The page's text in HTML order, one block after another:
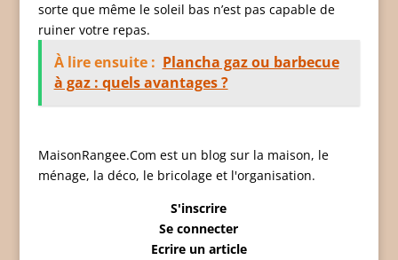
sorte que même le soleil bas n’est pas capable de
ruiner votre repas.
À lire ensuite : Plancha gaz ou barbecue
à gaz : quels avantages ?
MaisonRangee.Com est un blog sur la maison, le
ménage, la déco, le bricolage et l'organisation.
S'inscrire
Se connecter
Ecrire un article